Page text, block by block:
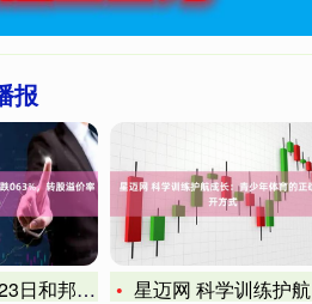
报
，转股溢价率2011
星迈网 科学训练护航成长：青少年体育的正确打开方式